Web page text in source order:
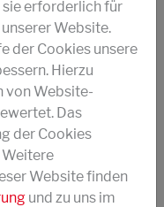
Polymeren
für die
s
peroxid- als
sie erforderlich für
Website.
der Cookies unsere
Hierzu
von Website-
Das
der Cookies
Website finden
und zu uns im